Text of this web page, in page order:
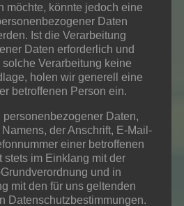
möchte, könnte jedoch eine
Daten
Ist die Verarbeitung
Daten erforderlich und
solche Verarbeitung keine
holen wir generell eine
betroffenen Person ein.
personenbezogener Daten,
der Anschrift, E-Mail-
einer betroffenen
stets im Einklang mit der
und in
mit den für uns geltenden
Datenschutzbestimmungen.